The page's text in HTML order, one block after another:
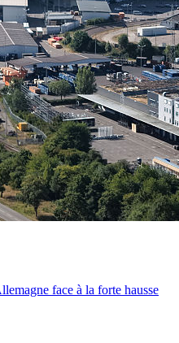
face à la forte hausse